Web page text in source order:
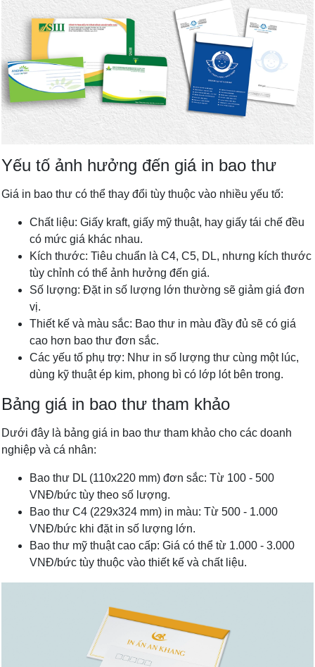
Yếu tố ảnh hưởng đến giá in bao thư
Giá in bao thư có thể thay đổi tùy thuộc vào nhiều yếu tố:
Chất liệu: Giấy kraft, giấy mỹ thuật, hay giấy tái chế đều
có mức giá khác nhau.
Kích thước: Tiêu chuẩn là C4, C5, DL, nhưng kích thước
tùy chỉnh có thể ảnh hưởng đến giá.
Số lượng: Đặt in số lượng lớn thường sẽ giảm giá đơn
vị.
Thiết kế và màu sắc: Bao thư in màu đầy đủ sẽ có giá
cao hơn bao thư đơn sắc.
Các yếu tố phụ trợ: Như in số lượng thư cùng một lúc,
dùng kỹ thuật ép kim, phong bì có lớp lót bên trong.
Bảng giá in bao thư tham khảo
Dưới đây là bảng giá in bao thư tham khảo cho các doanh
nghiệp và cá nhân:
Bao thư DL (110x220 mm) đơn sắc: Từ 100 - 500
VNĐ/bức tùy theo số lượng.
Bao thư C4 (229x324 mm) in màu: Từ 500 - 1.000
VNĐ/bức khi đặt in số lượng lớn.
Bao thư mỹ thuật cao cấp: Giá có thể từ 1.000 - 3.000
VNĐ/bức tùy thuộc vào thiết kế và chất liệu.